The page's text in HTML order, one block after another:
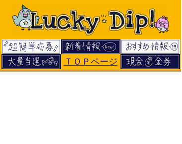
ＴＯＰページ